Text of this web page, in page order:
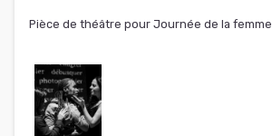
Pièce de théâtre pour Journée de la femme